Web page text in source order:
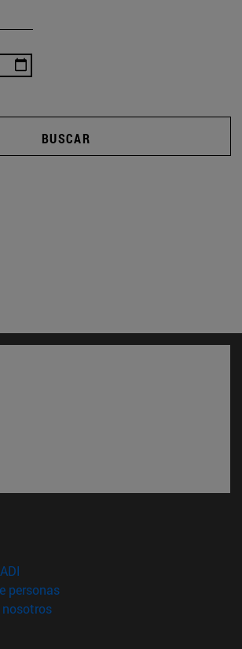
BUSCAR
en nueva ventana)
personas(abre en nueva ventana)
(abre en nueva ventana)